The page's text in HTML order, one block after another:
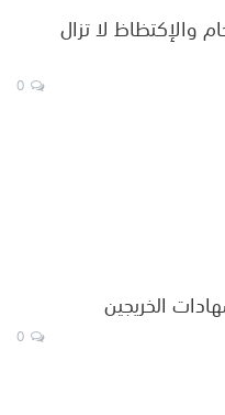
والإكتظاظ لا تزال
الخريجين